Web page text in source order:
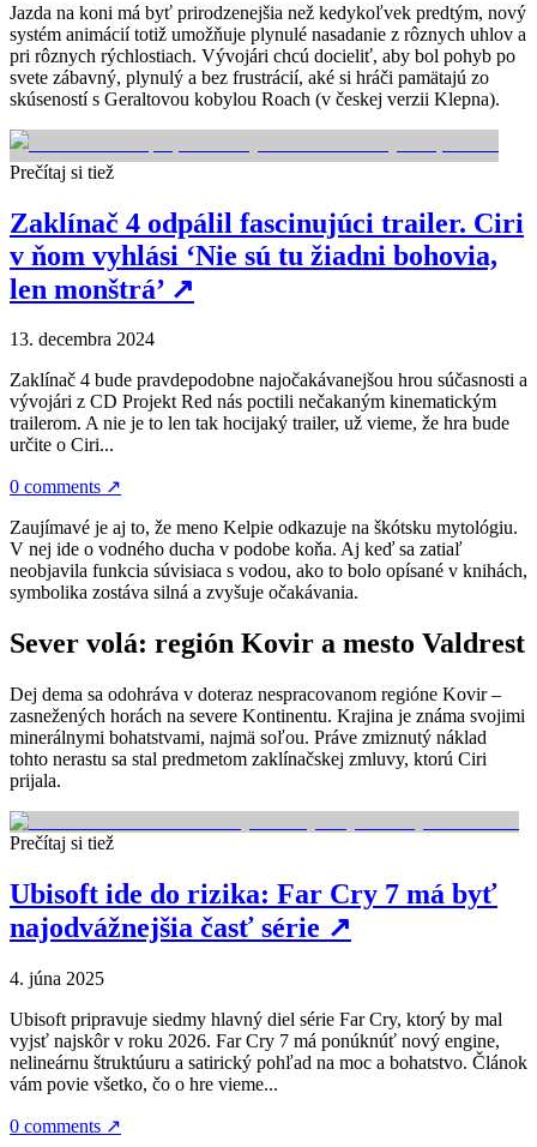
Jazda na koni má byť prirodzenejšia než kedykoľvek predtým, nový
systém animácií totiž umožňuje plynulé nasadanie z rôznych uhlov a
pri rôznych rýchlostiach. Vývojári chcú docieliť, aby bol pohyb po
svete zábavný, plynulý a bez frustrácií, aké si hráči pamätajú zo
skúseností s Geraltovou kobylou Roach (v českej verzii Klepna).
Prečítaj si tiež
Zaklínač 4 odpálil fascinujúci trailer. Ciri
v ňom vyhlási ‘Nie sú tu žiadni bohovia,
len monštrá’↗
13. decembra 2024
Zaklínač 4 bude pravdepodobne najočakávanejšou hrou súčasnosti a
vývojári z CD Projekt Red nás poctili nečakaným kinematickým
trailerom. A nie je to len tak hocijaký trailer, už vieme, že hra bude
určite o Ciri...
0 comments ↗
Zaujímavé je aj to, že meno Kelpie odkazuje na škótsku mytológiu.
V nej ide o vodného ducha v podobe koňa. Aj keď sa zatiaľ
neobjavila funkcia súvisiaca s vodou, ako to bolo opísané v knihách,
symbolika zostáva silná a zvyšuje očakávania.
Sever volá: región Kovir a mesto Valdrest
Dej dema sa odohráva v doteraz nespracovanom regióne Kovir –
zasnežených horách na severe Kontinentu. Krajina je známa svojimi
minerálnymi bohatstvami, najmä soľou. Práve zmiznutý náklad
tohto nerastu sa stal predmetom zaklínačskej zmluvy, ktorú Ciri
prijala.
Prečítaj si tiež
Ubisoft ide do rizika: Far Cry 7 má byť
najodvážnejšia časť série ↗
4. júna 2025
Ubisoft pripravuje siedmy hlavný diel série Far Cry, ktorý by mal
vyjsť najskôr v roku 2026. Far Cry 7 má ponúknúť nový engine,
nelineárnu štruktúuru a satirický pohľad na moc a bohatstvo. Článok
vám povie všetko, čo o hre vieme...
0 comments ↗